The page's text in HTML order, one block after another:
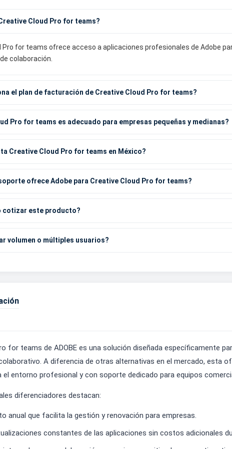
Cloud Pro for teams?
Pro for teams ofrece acceso a aplicaciones profesionales de Adobe
colaboración.
el plan de facturación de Creative Cloud Pro for teams?
Pro for teams es adecuado para empresas pequeñas y medianas?
Creative Cloud Pro for teams en México?
ofrece Adobe para Creative Cloud Pro for teams?
cotizar este producto?
volumen o múltiples usuarios?
for teams de ADOBE es una solución diseñada específicamente
A diferencia de otras alternativas en el mercado, esta
el entorno profesional y con soporte dedicado para equipos
diferenciadores destacan:
anual que facilita la gestión y renovación para empresas.
constantes de las aplicaciones sin costos adicionales